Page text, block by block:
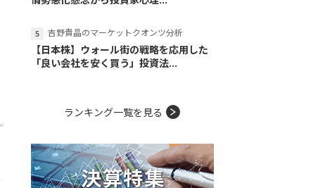
吉野貴晶のマーケットクオンツ分析
【日本株】ウォール街の戦略を応用した
「良い会社を安く買う」投資法...
ランキング一覧を見る